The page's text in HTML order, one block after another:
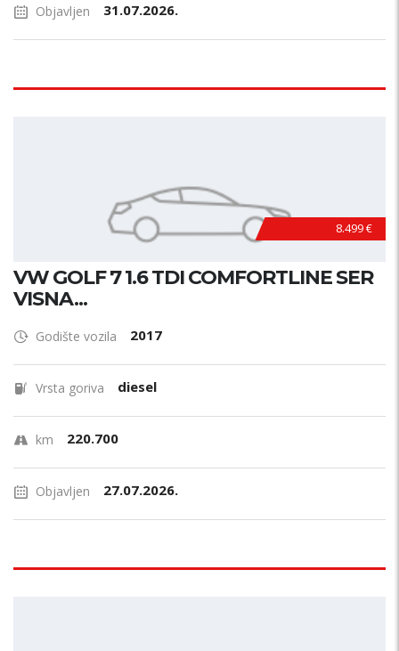
Objavljen 31.07.2026.
8.499 €
VW GOLF 7 1.6 TDI COMFORTLINE SER
VISNA...
Godište vozila 2017
Vrsta goriva diesel
km 220.700
Objavljen 27.07.2026.